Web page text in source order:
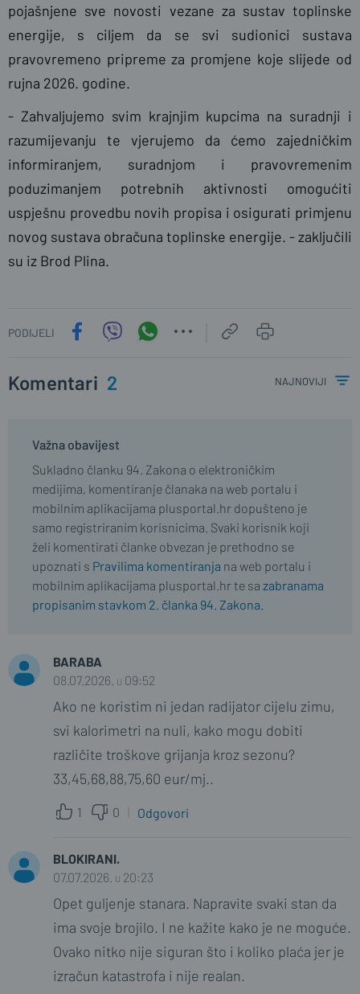
pojašnjene sve novosti vezane za sustav toplinske
energije, s ciljem da se svi sudionici sustava
pravovremeno pripreme za promjene koje slijede od
rujna 2026. godine.
- Zahvaljujemo svim krajnjim kupcima na suradnji i
razumijevanju te vjerujemo da ćemo zajedničkim
informiranjem, suradnjom i pravovremenim
poduzimanjem potrebnih aktivnosti omogućiti
uspješnu provedbu novih propisa i osigurati primjenu
novog sustava obračuna toplinske energije. - zaključili
su iz Brod Plina.
PODIJELI
Komentari 2 najnoviji
Važna obavijest
Sukladno članku 94. Zakona o elektroničkim
medijima, komentiranje članaka na web portalu i
mobilnim aplikacijama plusportal.hr dopušteno je
samo registriranim korisnicima. Svaki korisnik koji
želi komentirati članke obvezan je prethodno se
upoznati s Pravilima komentiranja na web portalu i
mobilnim aplikacijama plusportal.hr te sa zabranama
propisanim stavkom 2. članka 94. Zakona.
BARABA
08.07.2026. u 09:52
Ako ne koristim ni jedan radijator cijelu zimu,
svi kalorimetri na nuli, kako mogu dobiti
različite troškove grijanja kroz sezonu?
33,45,68,88,75,60 eur/mj..
1 0 Odgovori
BLOKIRANI.
07.07.2026. u 20:23
Opet guljenje stanara. Napravite svaki stan da
ima svoje brojilo. I ne kažite kako je ne moguće.
Ovako nitko nije siguran što i koliko plaća jer je
izračun katastrofa i nije realan.